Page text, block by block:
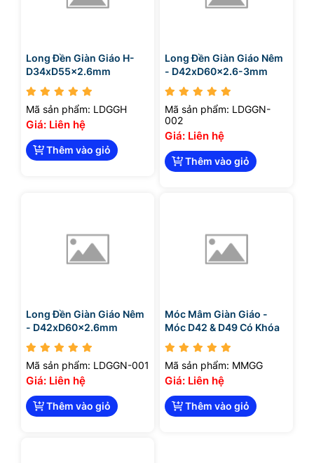
Long Đền Giàn Giáo H-
D34xD55x2.6mm
Mã sản phẩm: LDGGH
Giá: Liên hệ
Thêm vào giỏ
Long Đền Giàn Giáo Nêm
- D42xD60x2.6-3mm
Mã sản phẩm: LDGGN-
002
Giá: Liên hệ
Thêm vào giỏ
Long Đền Giàn Giáo Nêm
- D42xD60x2.6mm
Mã sản phẩm: LDGGN-001
Giá: Liên hệ
Thêm vào giỏ
Móc Mâm Giàn Giáo -
Móc D42 & D49 Có Khóa
Mã sản phẩm: MMGG
Giá: Liên hệ
Thêm vào giỏ